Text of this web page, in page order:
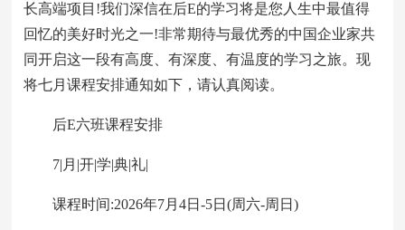
长高端项目!我们深信在后E的学习将是您人生中最值得
回忆的美好时光之一!非常期待与最优秀的中国企业家共
同开启这一段有高度、有深度、有温度的学习之旅。现
将七月课程安排通知如下，请认真阅读。
后E六班课程安排
7|月|开|学|典|礼|
课程时间:2026年7月4日-5日(周六-周日)